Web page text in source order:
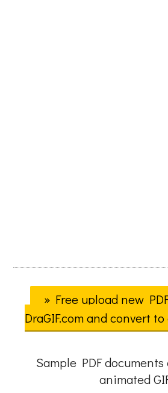
» Free upload new
DraGIF.com and convert
Sample PDF
animated